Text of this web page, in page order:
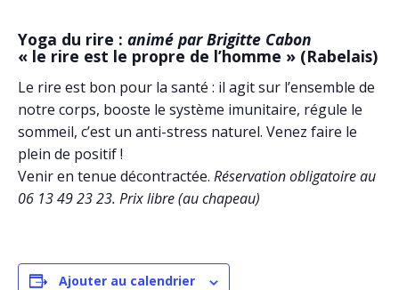
Yoga du rire : animé par Brigitte Cabon
« le rire est le propre de l’homme » (Rabelais)
Le rire est bon pour la santé : il agit sur l’ensemble de
notre corps, booste le système imunitaire, régule le
sommeil, c’est un anti-stress naturel. Venez faire le
plein de positif !
Venir en tenue décontractée. Réservation obligatoire au
06 13 49 23 23. Prix libre (au chapeau)
Ajouter au calendrier